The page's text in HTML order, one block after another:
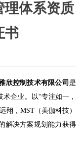
理体系资质
书
欣控制技术有限公司是
企业。以“专注如一，
翔，MST（美伽科技）
解决方案规划能力获得